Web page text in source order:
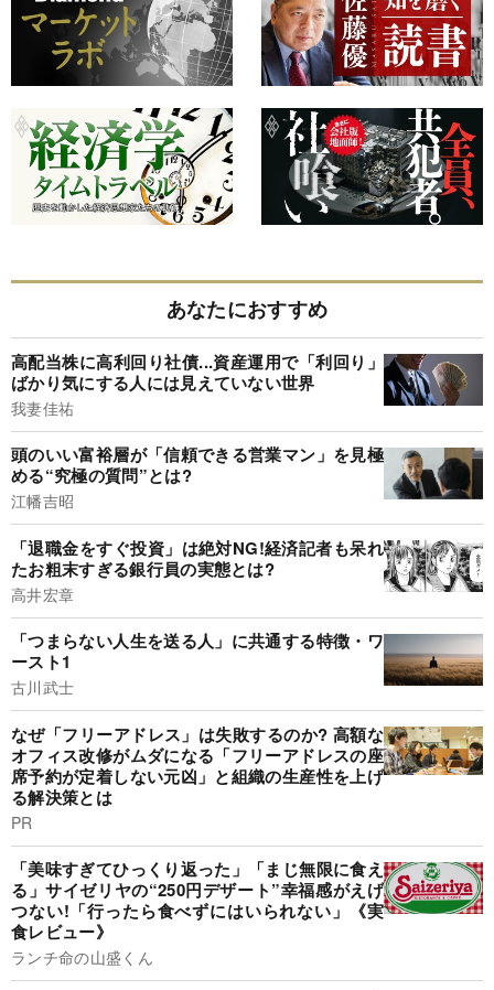
あなたにおすすめ
高配当株に高利回り社債...資産運用で「利回り」
ばかり気にする人には見えていない世界
我妻佳祐
頭のいい富裕層が「信頼できる営業マン」を見極
める“究極の質問”とは?
江幡吉昭
「退職金をすぐ投資」は絶対NG!経済記者も呆れ
たお粗末すぎる銀行員の実態とは?
高井宏章
「つまらない人生を送る人」に共通する特徴・ワ
ースト1
古川武士
なぜ「フリーアドレス」は失敗するのか? 高額な
オフィス改修がムダになる「フリーアドレスの座
席予約が定着しない元凶」と組織の生産性を上げ
る解決策とは
PR
「美味すぎてひっくり返った」「まじ無限に食え
る」サイゼリヤの“250円デザート”幸福感がえげ
つない!「行ったら食べずにはいられない」《実
食レビュー》
ランチ命の山盛くん